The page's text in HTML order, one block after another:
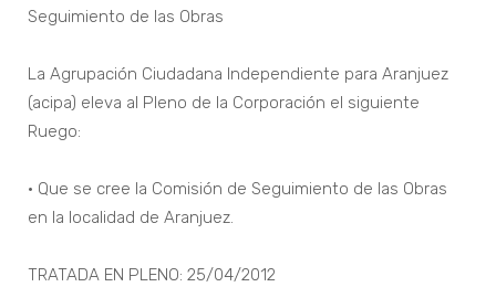
Seguimiento de las Obras
La Agrupación Ciudadana Independiente para Aranjuez
(acipa) eleva al Pleno de la Corporación el siguiente
Ruego:
• Que se cree la Comisión de Seguimiento de las Obras
en la localidad de Aranjuez.
TRATADA EN PLENO: 25/04/2012